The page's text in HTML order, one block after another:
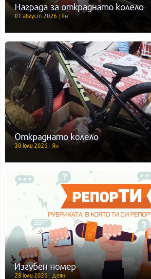
Награда за откраднато колело
01 август 2026 | Ян
Откраднато колело
30 юли 2026 | Ян
Изгубен номер
28 юли 2026 | Деян